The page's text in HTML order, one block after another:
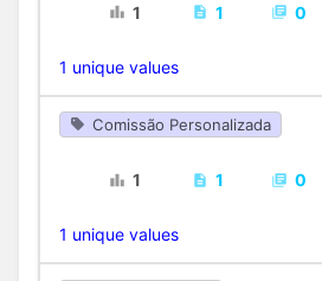
1 1 0
1 unique values
Comissão Personalizada
1 1 0
1 unique values